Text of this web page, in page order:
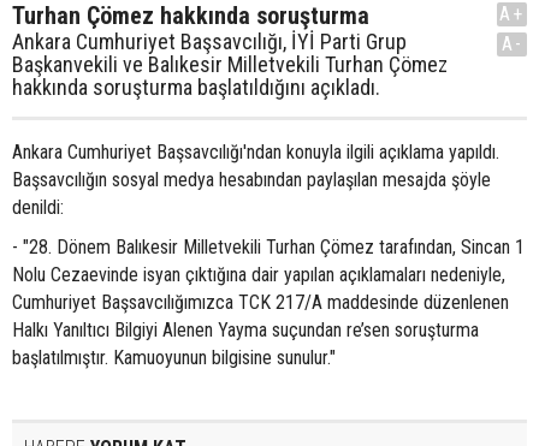
Turhan Çömez hakkında soruşturma
Ankara Cumhuriyet Başsavcılığı, İYİ Parti Grup
Başkanvekili ve Balıkesir Milletvekili Turhan Çömez
hakkında soruşturma başlatıldığını açıkladı.
A+
A-
Ankara Cumhuriyet Başsavcılığı'ndan konuyla ilgili açıklama yapıldı.
Başsavcılığın sosyal medya hesabından paylaşılan mesajda şöyle
denildi:
- "28. Dönem Balıkesir Milletvekili Turhan Çömez tarafından, Sincan 1
Nolu Cezaevinde isyan çıktığına dair yapılan açıklamaları nedeniyle,
Cumhuriyet Başsavcılığımızca TCK 217/A maddesinde düzenlenen
Halkı Yanıltıcı Bilgiyi Alenen Yayma suçundan re’sen soruşturma
başlatılmıştır. Kamuoyunun bilgisine sunulur."